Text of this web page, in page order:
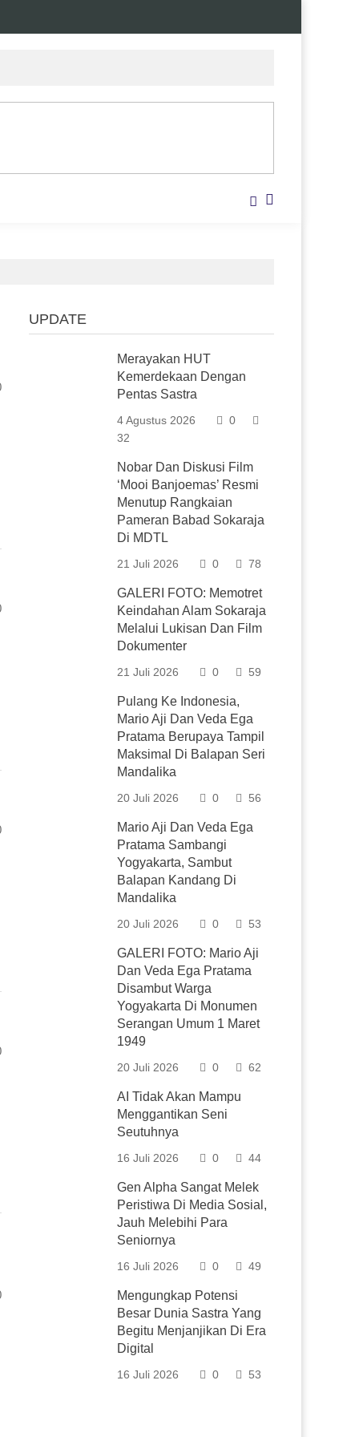
UPDATE
Merayakan HUT
Kemerdekaan Dengan
Pentas Sastra
4 Agustus 2026
0
32
Nobar Dan Diskusi Film
‘Mooi Banjoemas’ Resmi
Menutup Rangkaian
Pameran Babad Sokaraja
Di MDTL
21 Juli 2026 0 78
GALERI FOTO: Memotret
Keindahan Alam Sokaraja
Melalui Lukisan Dan Film
Dokumenter
21 Juli 2026 0 59
Pulang Ke Indonesia,
Mario Aji Dan Veda Ega
Pratama Berupaya Tampil
Maksimal Di Balapan Seri
Mandalika
20 Juli 2026 0 56
Mario Aji Dan Veda Ega
Pratama Sambangi
Yogyakarta, Sambut
Balapan Kandang Di
Mandalika
20 Juli 2026 0 53
GALERI FOTO: Mario Aji
Dan Veda Ega Pratama
Disambut Warga
Yogyakarta Di Monumen
Serangan Umum 1 Maret
1949
20 Juli 2026 0 62
AI Tidak Akan Mampu
Menggantikan Seni
Seutuhnya
16 Juli 2026 0 44
Gen Alpha Sangat Melek
Peristiwa Di Media Sosial,
Jauh Melebihi Para
Seniornya
16 Juli 2026 0 49
Mengungkap Potensi
Besar Dunia Sastra Yang
Begitu Menjanjikan Di Era
Digital
16 Juli 2026 0 53